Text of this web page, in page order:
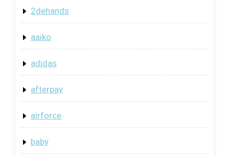
2dehands
aaiko
adidas
afterpay
airforce
baby